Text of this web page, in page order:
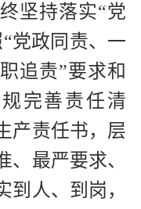
坚持落实“党
党政同责、一
追责”要求和
完善责任清
产责任书，层
、最严要求、
到人、到岗，